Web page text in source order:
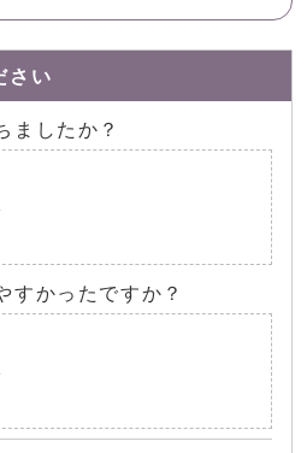
さい
ましたか？
すかったですか？